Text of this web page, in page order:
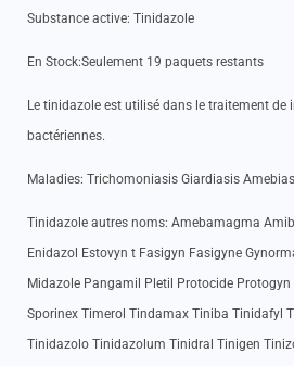
Substance active: Tinidazole
En Stock:Seulement 19 paquets restants
Le tinidazole est utilisé dans le traitement de
bactériennes.
Maladies: Trichomoniasis Giardiasis
Tinidazole autres noms: Amebamagma
Enidazol Estovyn t Fasigyn Fasigyne
Midazole Pangamil Pletil Protocide
Sporinex Timerol Tindamax Tiniba Tinidafyl
Tinidazolo Tinidazolum Tinidral Tinigen